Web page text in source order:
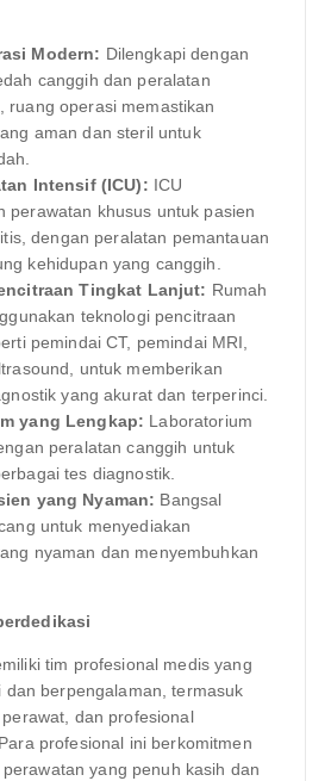
Modern: Dilengkapi dengan
canggih dan peralatan
ruang operasi memastikan
aman dan steril untuk
Intensif (ICU): ICU
perawatan khusus untuk pasien
dengan peralatan pemantauan
kehidupan yang canggih.
Tingkat Lanjut: Rumah
teknologi pencitraan
pemindai CT, pemindai MRI,
untuk memberikan
yang akurat dan terperinci.
yang Lengkap: Laboratorium
peralatan canggih untuk
tes diagnostik.
yang Nyaman: Bangsal
untuk menyediakan
nyaman dan menyembuhkan
tim profesional medis yang
dan berpengalaman, termasuk
dan profesional
profesional ini berkomitmen
yang penuh kasih dan